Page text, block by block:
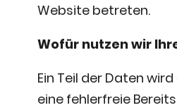
Website betreten.
Wofür nutzen wir
Ein Teil der Daten
eine fehlerfreie